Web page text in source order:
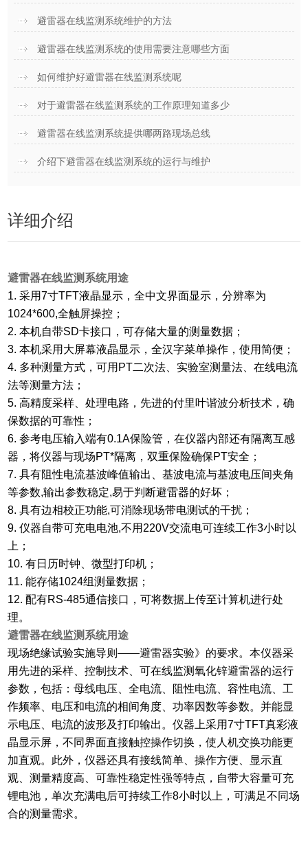
避雷器在线监测系统维护的方法
避雷器在线监测系统的使用需要注意哪些方面
如何维护好避雷器在线监测系统呢
对于避雷器在线监测系统的工作原理知道多少
避雷器在线监测系统提供哪两路现场总线
介绍下避雷器在线监测系统的运行与维护
详细介绍
避雷器在线监测系统用途
1. 采用7寸TFT液晶显示，全中文界面显示，分辨率为
1024*600,全触屏操控；
2. 本机自带SD卡接口，可存储大量的测量数据；
3. 本机采用大屏幕液晶显示，全汉字菜单操作，使用简便；
4. 多种测量方式，可用PT二次法、实验室测量法、在线电流
法等测量方法；
5. 高精度采样、处理电路，先进的付里叶谐波分析技术，确
保数据的可靠性；
6. 参考电压输入端有0.1A保险管，在仪器内部还有隔离互感
器，将仪器与现场PT*隔离，双重保险确保PT安全；
7. 具有阻性电流基波峰值输出、基波电流与基波电压间夹角
等参数,输出参数稳定,易于判断避雷器的好坏；
8. 具有边相校正功能,可消除现场带电测试的干扰；
9. 仪器自带可充电电池,不用220V交流电可连续工作3小时以
上；
10. 有日历时钟、微型打印机；
11. 能存储1024组测量数据；
12. 配有RS-485通信接口，可将数据上传至计算机进行处
理。
避雷器在线监测系统用途
现场绝缘试验实施导则——避雷器实验》的要求。本仪器采
用先进的采样、控制技术、可在线监测氧化锌避雷器的运行
参数，包括：母线电压、全电流、阻性电流、容性电流、工
作频率、电压和电流的相间角度、功率因数等参数。并能显
示电压、电流的波形及打印输出。仪器上采用7寸TFT真彩液
晶显示屏，不同界面直接触控操作切换，使人机交换功能更
加直观。此外，仪器还具有接线简单、操作方便、显示直
观、测量精度高、可靠性稳定性强等特点，自带大容量可充
锂电池，单次充满电后可持续工作8小时以上，可满足不同场
合的测量需求。